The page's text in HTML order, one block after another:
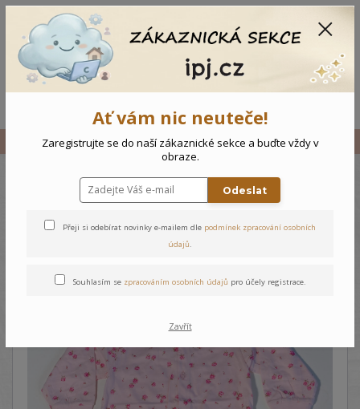
Vše Kojenecký overal Růžičky
Kojenecký overal Růžičky
Ať vám nic neuteče!
Zaregistrujte se do naší zákaznické sekce a buďte vždy v
obraze.
Odeslat
Přeji si odebírat novinky e-mailem dle podmínek zpracování osobních
údajů.
Souhlasím se zpracováním osobních údajů pro účely registrace.
Zavřít